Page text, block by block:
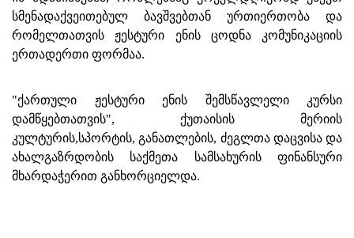
სმენადაქვეითებულ ბავშვებთან ურთიერთობა და
რომელთათვის ჟესტური ენის ცოდნა კომუნიკაციის
ერთადერთი ფორმაა.
"ქართული ჟესტური ენის შემსწავლელი კურსი
დამწყებთათვის", ქუთაისის მერიის
კულტურის,სპორტის, განათლების, ძეგლთა დაცვისა და
ახალგაზრდობის საქმეთა სამსახურის ფინანსური
მხარდაჭერით განხორციელდა.